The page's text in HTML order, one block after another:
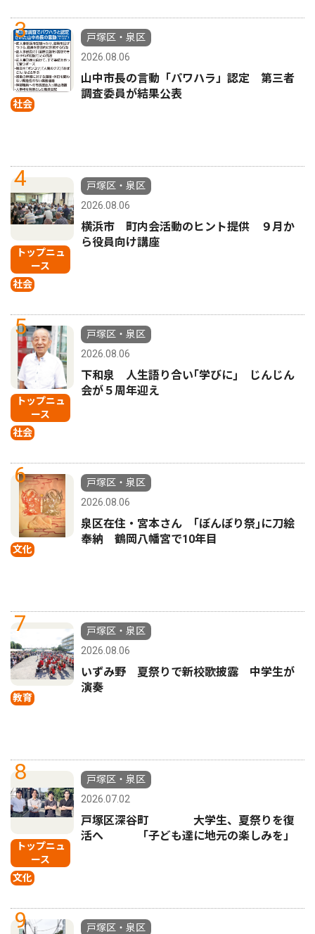
3
社会
戸塚区・泉区
2026.08.06
山中市長の言動「パワハラ」認定 第三者
調査委員が結果公表
4
トップニュ
ース
社会
戸塚区・泉区
2026.08.06
横浜市 町内会活動のヒント提供 ９月か
ら役員向け講座
5
トップニュ
ース
社会
戸塚区・泉区
2026.08.06
下和泉 人生語り合い｢学びに｣ じんじん
会が５周年迎え
6
文化
戸塚区・泉区
2026.08.06
泉区在住・宮本さん ｢ぼんぼり祭｣に刀絵
奉納 鶴岡八幡宮で10年目
7
教育
戸塚区・泉区
2026.08.06
いずみ野 夏祭りで新校歌披露 中学生が
演奏
8
トップニュ
ース
文化
戸塚区・泉区
2026.07.02
戸塚区深谷町 大学生、夏祭りを復
活へ 「子ども達に地元の楽しみを」
9
戸塚区・泉区